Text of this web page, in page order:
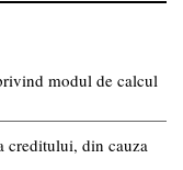
modul de calcul
creditului, din cauza